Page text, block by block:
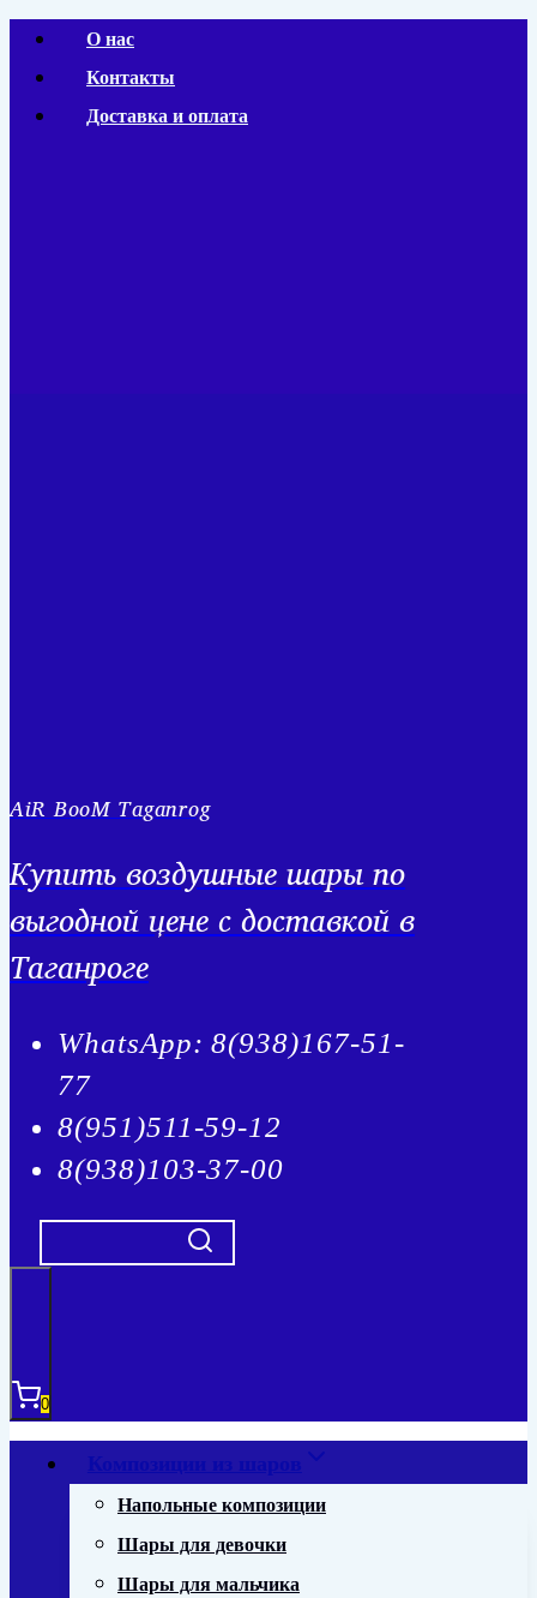
Перейти
содержимому
О нас
Контакты
Доставка и оплата
AiR BooM Taganrog
Купить воздушные шары по
выгодной цене с доставкой в
Таганроге
WhatsApp: 8(938)167-51-
77
8(951)511-59-12
8(938)103-37-00
0
Композиции из шаров
Напольные композиции
Шары для девочки
Шары для мальчика